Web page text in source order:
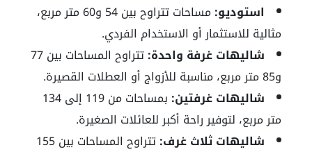
استوديو:
مساحات تتراوح بين 54 و60 متر مربع،
مثالية للاستثمار أو الاستخدام الفردي.
شاليهات غرفة واحدة:
تتراوح المساحات بين 77
و85 متر مربع، مناسبة للأزواج أو العطلات القصيرة.
شاليهات غرفتين:
بمساحات من 119 إلى 134
متر مربع، لتوفير راحة أكبر للعائلات الصغيرة.
شاليهات ثلاث غرف:
تتراوح المساحات بين 155